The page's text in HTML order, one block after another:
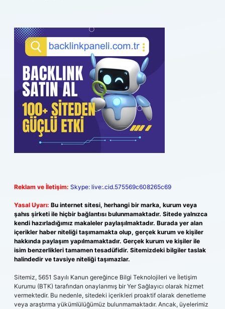
Reklam ve İletişim: Skype: live:.cid.575569c608265c69
Yasal Uyarı: Bu internet sitesi, herhangi bir marka, kurum veya
şahıs şirketi ile hiçbir bağlantısı bulunmamaktadır. Sitede yalnızca
kendi hazırladığımız makaleler paylaşılmaktadır. Burada yer alan
içerikler haber niteliği taşımamakta olup, gerçek kurum ve kişiler
hakkında paylaşım yapılmamaktadır. Gerçek kurum ve kişiler ile
isim benzerlikleri tamamen tesadüfidir. Sitemizdeki bilgiler taslak
halindedir ve tavsiye niteliği taşımazlar.
Sitemiz, 5651 Sayılı Kanun gereğince Bilgi Teknolojileri ve İletişim
Kurumu (BTK) tarafından onaylanmış bir Yer Sağlayıcı olarak hizmet
vermektedir. Bu nedenle, sitedeki içerikleri proaktif olarak denetleme
veya araştırma yükümlülüğümüz bulunmamaktadır. Ancak, üyelerimiz